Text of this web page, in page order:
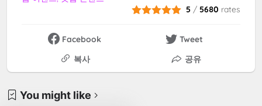
5 /5680 rates
Facebook
Tweet
복사
공유
You might like